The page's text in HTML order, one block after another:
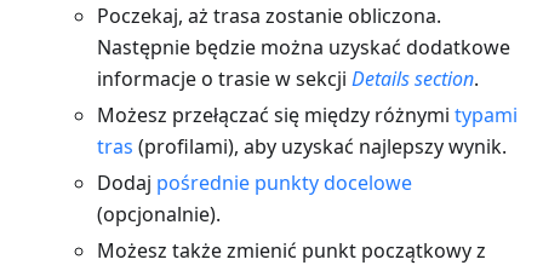
Poczekaj, aż trasa zostanie obliczona.
Następnie będzie można uzyskać dodatkowe
informacje o trasie w sekcji Details section.
Możesz przełączać się między różnymi typami
tras (profilami), aby uzyskać najlepszy wynik.
Dodaj pośrednie punkty docelowe
(opcjonalnie).
Możesz także zmienić punkt początkowy z